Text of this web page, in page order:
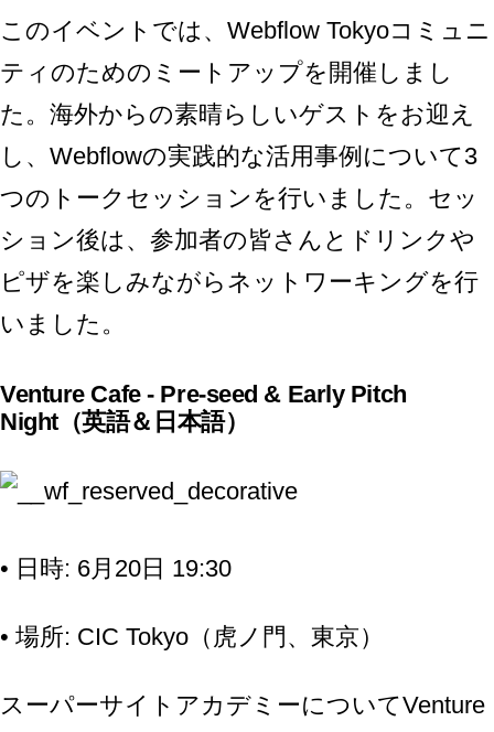
このイベントでは、Webflow Tokyoコミュニ
ティのためのミートアップを開催しまし
た。海外からの素晴らしいゲストをお迎え
し、Webflowの実践的な活用事例について3
つのトークセッションを行いました。セッ
ション後は、参加者の皆さんとドリンクや
ピザを楽しみながらネットワーキングを行
いました。
Venture Cafe - Pre-seed & Early Pitch
Night（英語＆日本語）
• 日時: 6月20日 19:30
• 場所: CIC Tokyo（虎ノ門、東京）
スーパーサイトアカデミーについてVenture